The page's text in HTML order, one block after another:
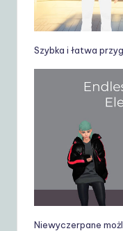
Szybka i łatwa
Niewyczerpane